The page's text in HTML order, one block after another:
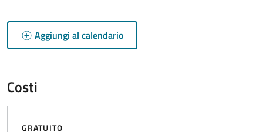
Aggiungi al calendario
Costi
GRATUITO